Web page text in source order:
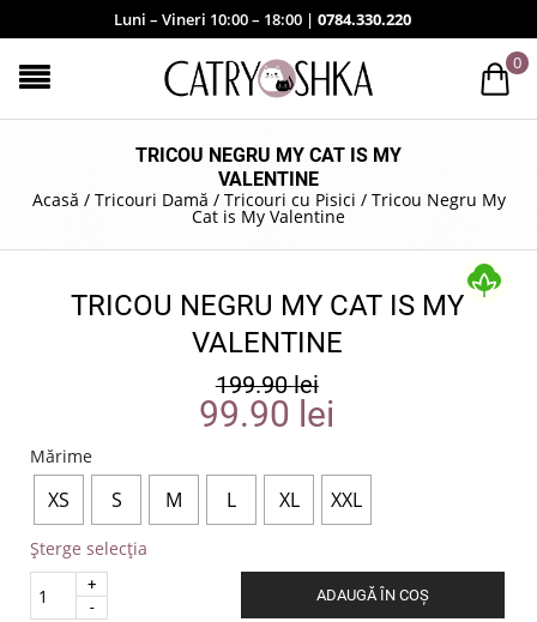
Luni – Vineri 10:00 – 18:00 | 0784.330.220
0
TRICOU NEGRU MY CAT IS MY
VALENTINE
Acasă / Tricouri Damă / Tricouri cu Pisici / Tricou Negru My
Cat is My Valentine
TRICOU NEGRU MY CAT IS MY
VALENTINE
199.90lei
99.90 lei
Mărime
XS S M L XL XXL
Șterge selecția
Quantity
ADAUGĂ ÎN COȘ